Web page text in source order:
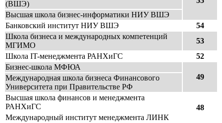
(ВШЭ)
Высшая школа бизнес-информатики НИУ ВШЭ
Банковский институт НИУ ВШЭ
54
Школа бизнеса и международных компетенций
МГИМО
53
Школа IT-менеджмента РАНХиГС
52
Бизнес-школа МФЮА
49
Международная школа бизнеса Финансового
Университета при Правительстве РФ
Высшая школа финансов и менеджмента
РАНХиГС
48
Международный институт менеджмента ЛИНК